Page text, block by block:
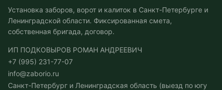
Установка заборов, ворот и калиток в Санкт-Петербурге и
Ленинградской области. Фиксированная смета,
собственная бригада, договор.
ИП ПОДКОВЫРОВ РОМАН АНДРЕЕВИЧ
+7 (995) 231-77-07
info@zaborio.ru
Санкт-Петербург и Ленинградская область (выезд по югу